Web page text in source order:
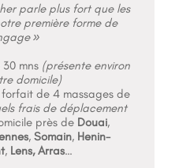
parle plus fort que les
première forme de
»
mns (présente environ
domicile)
forfait de 4 massages de
frais de déplacement
près de Douai,
, Somain, Henin-
, Lens, Arras…